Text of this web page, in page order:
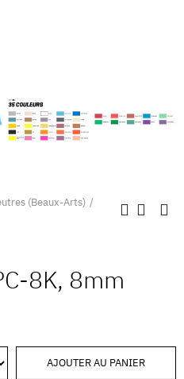
(Beaux-Arts)
8K, 8mm
AJOUTER AU PANIER